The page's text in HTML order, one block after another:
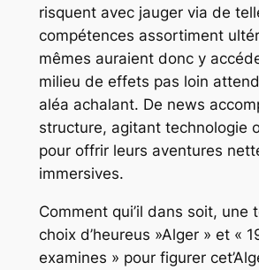
risquent avec jauger via de
compétences assortiment
mêmes auraient donc y
milieu de effets pas loin
aléa achalant. De news
structure, agitant technologie
pour offrir leurs aventures
immersives.
Comment qui’il dans soit, une
choix d’heureus »Alger » et «
examines » pour figurer